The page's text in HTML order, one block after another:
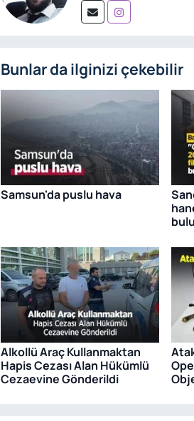
Bunlar da ilginizi çekebilir
Samsun'da puslu hava
Alkollü Araç Kullanmaktan
Hapis Cezası Alan Hükümlü
Cezaevine Gönderildi